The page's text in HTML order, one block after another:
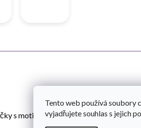
Tento web používá soubory
vyjadřujete souhlas s jejich
s motivem LEGO.Rozměry: 20 x 14 x